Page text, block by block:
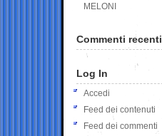
MELONI
Commenti recenti
Log In
Accedi
Feed dei contenuti
Feed dei commenti